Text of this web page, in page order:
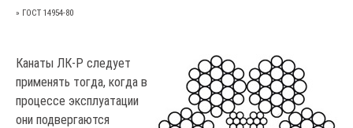
» ГОСТ 14954-80
Канаты ЛК-Р следует
применять тогда, когда в
процессе эксплуатации
они подвергаются